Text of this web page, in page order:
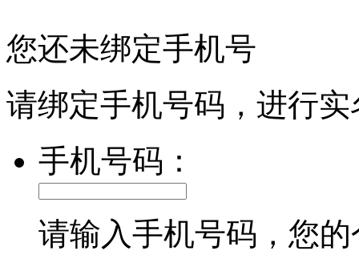
您还未绑定手机号
请绑定手机号码，进行
手机号码：
请输入手机号码，您